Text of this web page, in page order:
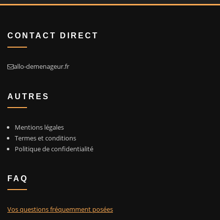
CONTACT DIRECT
allo-demenageur.fr
AUTRES
Mentions légales
Termes et conditions
Politique de confidentialité
FAQ
Vos questions fréquemment posées